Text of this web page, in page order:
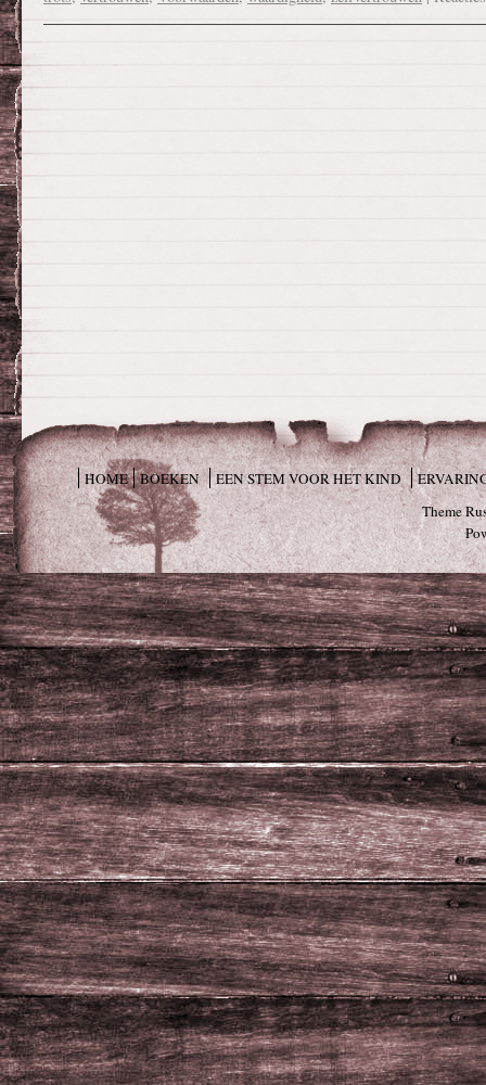
HOME BOEKEN EEN STEM VOOR HET KIND
Theme